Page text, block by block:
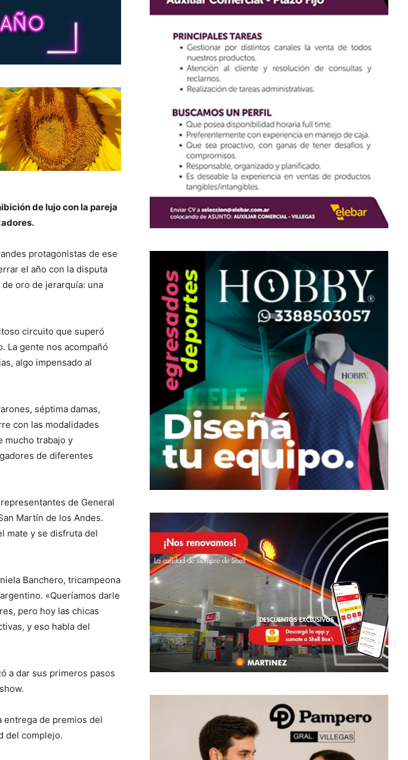
de lujo con la pareja
protagonistas de ese
el año con la disputa
oro de jerarquía: una
circuito que superó
La gente nos acompañó
algo impensado al
séptima damas,
con las modalidades
mucho trabajo y
de diferentes
de General
Martín de los Andes.
mate y se disfruta del
Banchero, tricampeona
«Queríamos darle
pero hoy las chicas
y eso habla del
a dar sus primeros pasos
entrega de premios del
del complejo.